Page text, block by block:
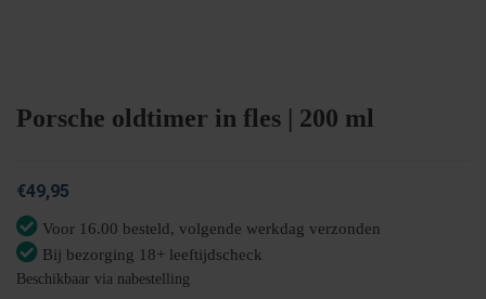
Porsche oldtimer in fles | 200 ml
€49,95
Voor 16.00 besteld, volgende werkdag verzonden
Bij bezorging 18+ leeftijdscheck
Beschikbaar via nabestelling